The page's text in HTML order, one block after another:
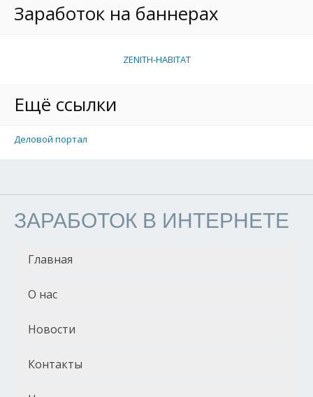
Заработок на баннерах
ZENITH-HABITAT
Ещё ссылки
Деловой портал
ЗАРАБОТОК В ИНТЕРНЕТЕ
Главная
О нас
Новости
Контакты